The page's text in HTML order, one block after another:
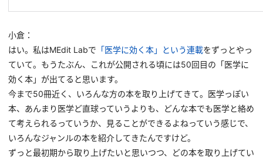
小倉：
はい。私はMEdit Labで 「医学に効く本」という連載をずっとやっ
ていて。もうたぶん、これが公開される頃には50回目の「医学に
効く本」が出てると思います。
今まで50冊近く、いろんな方の本を取り上げてきて。医学っぽい
本、あんまり医学ど直球っていうよりも、どんな本でも医学と絡め
て考えられるっていうか、見ることができるよねっていう感じで、
いろんなジャンルの本を紹介してきたんですけど。
ずっと最初期から取り上げたいと思いつつ、どの本を取り上げてい